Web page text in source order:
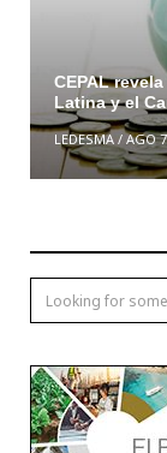
CEPAL
Latina y el
LEDESMA/AGO 7